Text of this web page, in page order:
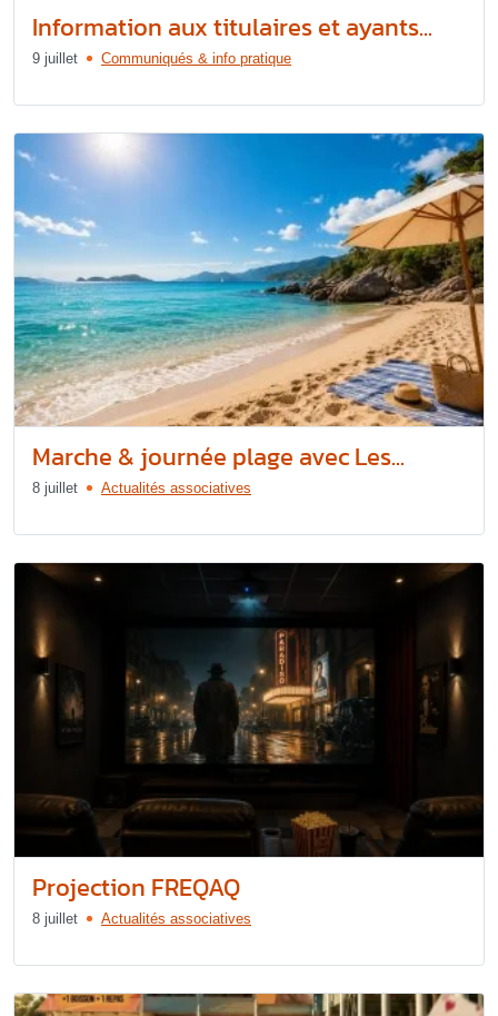
Information aux titulaires et ayants...
9 juillet Communiqués & info pratique
Marche & journée plage avec Les...
8 juillet Actualités associatives
Projection FREQAQ
8 juillet Actualités associatives